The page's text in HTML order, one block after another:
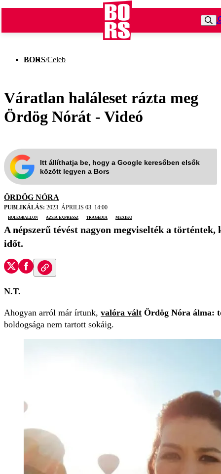
BORS/Celeb
Váratlan haláleset rázta meg
Ördög Nórát - Videó
Itt állíthatja be, hogy a Google keresőben elsők
között legyen a Bors
ÖRDÖG NÓRA
PUBLIKÁLÁS: 2023. ÁPRILIS 03. 14:00
hőlégballon
Ázsia Expressz tragédia Mexikó
A népszerű tévést nagyon megviselték a
időt.
N.T.
Ahogyan arról már írtunk, valóra vált Ördög Nóra álma:
boldogsága nem tartott sokáig.